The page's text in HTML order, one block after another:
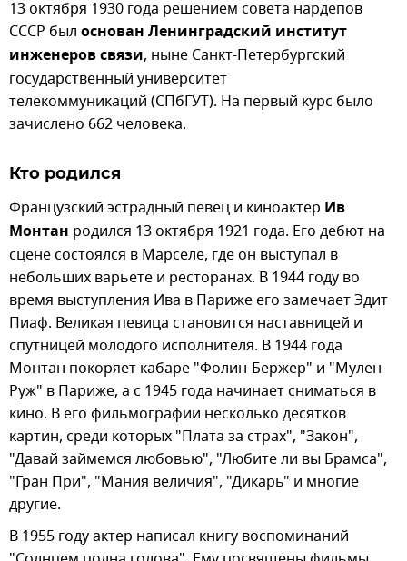
13 октября 1930 года решением совета нардепов
СССР был основан Ленинградский институт
инженеров связи, ныне Санкт-Петербургский
государственный университет
телекоммуникаций (СПбГУТ). На первый курс было
зачислено 662 человека.
Кто родился
Французский эстрадный певец и киноактер Ив
Монтан родился 13 октября 1921 года. Его дебют на
сцене состоялся в Марселе, где он выступал в
небольших варьете и ресторанах. В 1944 году во
время выступления Ива в Париже его замечает Эдит
Пиаф. Великая певица становится наставницей и
спутницей молодого исполнителя. В 1944 года
Монтан покоряет кабаре "Фолин-Бержер" и "Мулен
Руж" в Париже, а с 1945 года начинает сниматься в
кино. В его фильмографии несколько десятков
картин, среди которых "Плата за страх", "Закон",
"Давай займемся любовью", "Любите ли вы Брамса",
"Гран При", "Мания величия", "Дикарь" и многие
другие.
В 1955 году актер написал книгу воспоминаний